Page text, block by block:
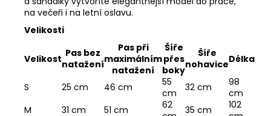
na večeři i na letní oslavu.
Velikosti
Velikost Pas bez
natažení
Pas při
maximálním
natažení
Šíře
přes
boky
Šíře
nohaviceDélka
S 25 cm 46 cm
55
cm
32 cm
98
cm
M
31 cm 51 cm
62
35 cm
102